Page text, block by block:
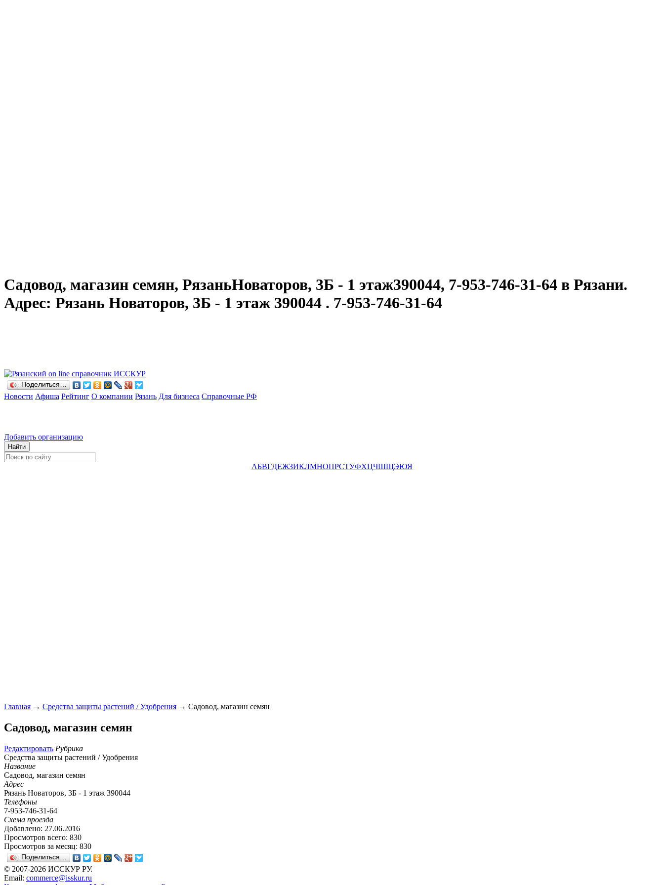
Садовод, магазин семян, РязаньНоваторов, 3Б - 1 этаж390044, 7-953-746-31-64 в Рязани.
Адрес: Рязань Новаторов, 3Б - 1 этаж 390044 . 7-953-746-31-64
Поделиться…
Новости Афиша Рейтинг О компании Рязань Для бизнеса Справочные РФ
Добавить организацию
АБВГДЕЖЗИКЛМНОПРСТУФХЦЧШЩЭЮЯ
Главная → Средства защиты растений / Удобрения → Садовод, магазин семян
Садовод, магазин семян
Редактировать Рубрика
Средства защиты растений / Удобрения
Название
Садовод, магазин семян
Адрес
Рязань Новаторов, 3Б - 1 этаж 390044
Телефоны
7-953-746-31-64
Схема проезда
Добавлено: 27.06.2016
Просмотров всего: 830
Просмотров за месяц: 830
Поделиться…
© 2007-2026 ИССКУР РУ.
Email: commerce@isskur.ru